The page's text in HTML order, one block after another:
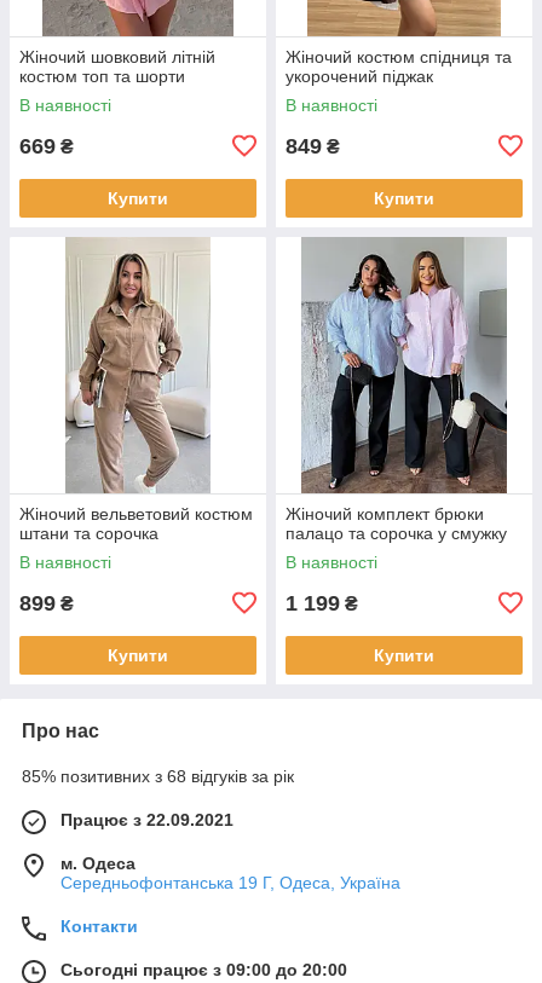
Жіночий шовковий літній
костюм топ та шорти
В наявності
669 ₴
Купити
Жіночий костюм спідниця та
укорочений піджак
В наявності
849 ₴
Купити
Жіночий вельветовий костюм
штани та сорочка
В наявності
899 ₴
Купити
Жіночий комплект брюки
палацо та сорочка у смужку
В наявності
1 199 ₴
Купити
Про нас
85% позитивних з 68 відгуків за рік
Працює з 22.09.2021
м. Одеса
Середньофонтанська 19 Г, Одеса, Україна
Контакти
Сьогодні працює з 09:00 до 20:00